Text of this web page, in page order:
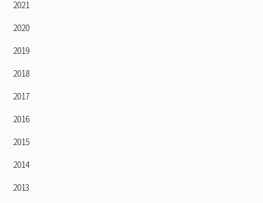
2021
2020
2019
2018
2017
2016
2015
2014
2013